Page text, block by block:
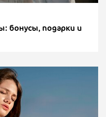
бонусы, подарки и